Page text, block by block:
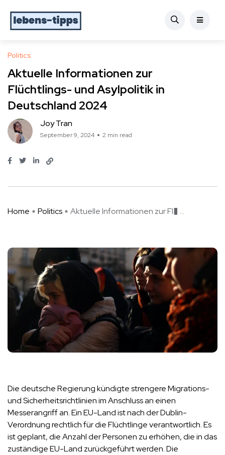
Politics
Aktuelle Informationen zur
Flüchtlings- und Asylpolitik in
Deutschland 2024
Joy Tran
September 9, 2024 2 min read
Home Politics Aktuelle Informationen zur Fl� ...
Die deutsche Regierung kündigte strengere Migrations-
und Sicherheitsrichtlinien im Anschluss an einen
Messerangriff an. Ein EU-Land ist nach der Dublin-
Verordnung rechtlich für die Flüchtlinge verantwortlich. Es
ist geplant, die Anzahl der Personen zu erhöhen, die in das
zuständige EU-Land zurückgeführt werden. Die